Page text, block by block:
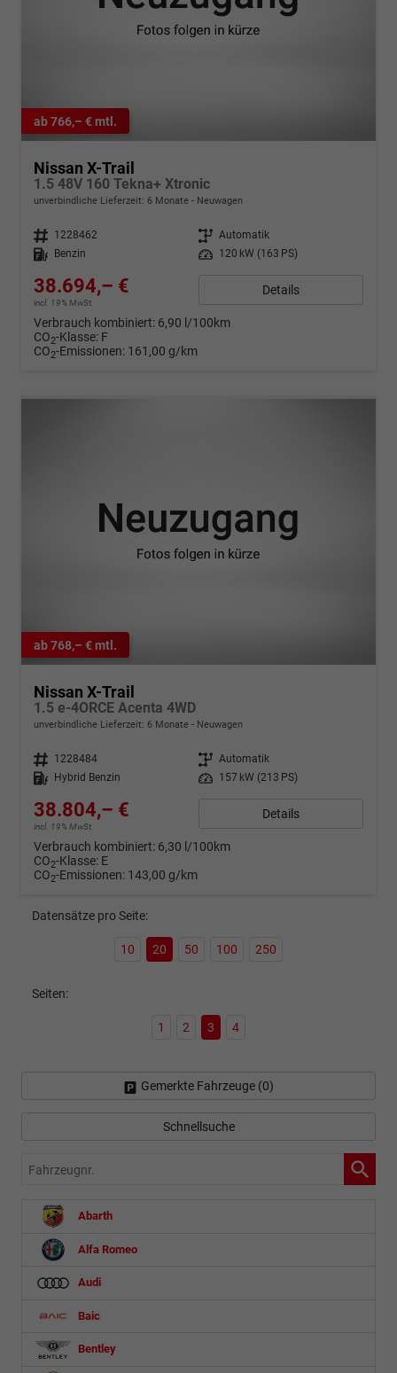
ab 766,– € mtl.
Nissan X-Trail
1.5 48V 160 Tekna+ Xtronic
unverbindliche Lieferzeit: 6 Monate Neuwagen
Fahrzeugnr. 1228462 Getriebe Automatik
Kraftstoff
Benzin Leistung 120 kW (163 PS)
38.694,– €
incl. 19% MwSt.
Details
Verbrauch kombiniert: 6,90 l/100km
CO2-Klasse: F
CO2-Emissionen: 161,00 g/km
ab 768,– € mtl.
Nissan X-Trail
1.5 e-4ORCE Acenta 4WD
unverbindliche Lieferzeit: 6 Monate Neuwagen
Fahrzeugnr. 1228484 Getriebe Automatik
Kraftstoff
Hybrid Benzin Leistung 157 kW (213 PS)
38.804,– €
incl. 19% MwSt.
Details
Verbrauch kombiniert: 6,30 l/100km
CO2-Klasse: E
CO2-Emissionen: 143,00 g/km
Datensätze pro Seite:
10 20 50 100 250
Seiten:
1 2 3 4
Gemerkte Fahrzeuge (0)
Schnellsuche
Fahrzeugnr.
Abarth
Alfa Romeo
Audi
Baic
Bentley